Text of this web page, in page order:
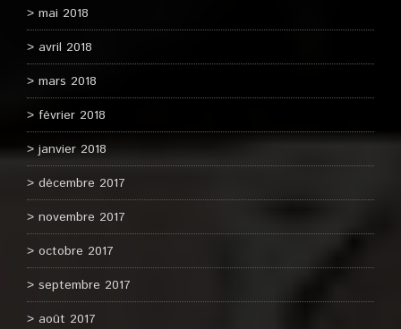
mai 2018
avril 2018
mars 2018
février 2018
janvier 2018
décembre 2017
novembre 2017
octobre 2017
septembre 2017
août 2017